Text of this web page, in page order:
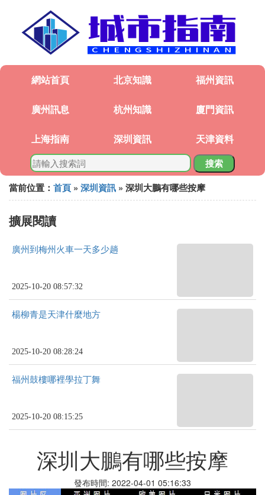
網站首頁 北京知識 福州資訊
廣州訊息 杭州知識 廈門資訊
上海指南 深圳資訊 天津資料
搜索
當前位置： 首頁 » 深圳資訊 » 深圳大鵬有哪些按摩
擴展閱讀
廣州到梅州火車一天多少趟
2025-10-20 08:57:32
楊柳青是天津什麼地方
2025-10-20 08:28:24
福州鼓樓哪裡學拉丁舞
2025-10-20 08:15:25
深圳大鵬有哪些按摩
發布時間: 2022-04-01 05:16:33